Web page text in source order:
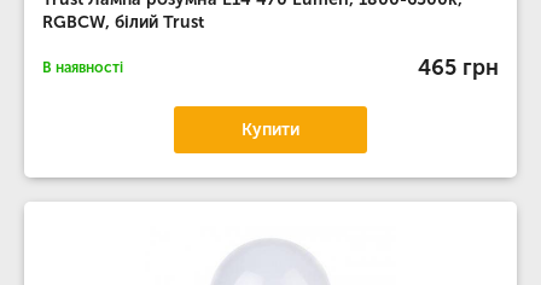
RGBCW, білий Trust
В наявності 465 грн
Купити